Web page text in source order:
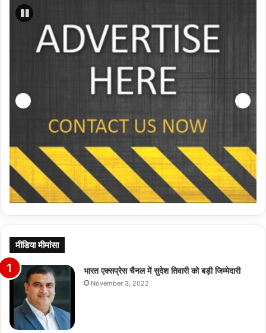
मीडिया मीमांसा
भारत एक्सप्रेस चैनल में सुदेश तिवारी को बड़ी जिम्मेदारी
November 3, 2022